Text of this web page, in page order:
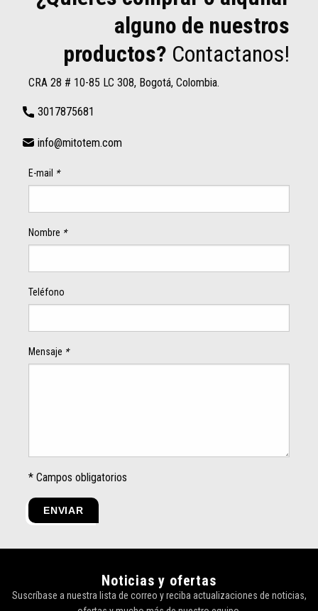
alguno de nuestros
productos? Contactanos!
CRA 28 # 10-85 LC 308, Bogotá, Colombia.
3017875681
info@mitotem.com
E-mail *
Nombre *
Teléfono
Mensaje *
* Campos obligatorios
Noticias y ofertas
Suscríbase a nuestra lista de correo y reciba actualizaciones de noticias,